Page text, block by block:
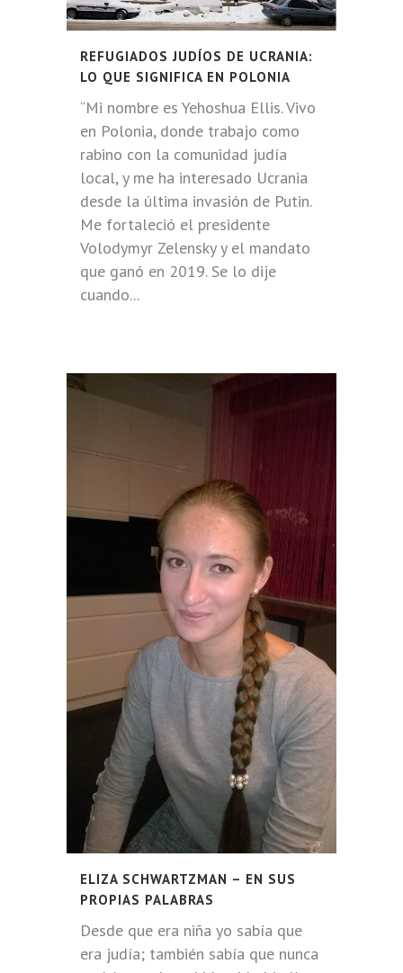
REFUGIADOS JUDÍOS DE UCRANIA:
LO QUE SIGNIFICA EN POLONIA
“Mi nombre es Yehoshua Ellis. Vivo
en Polonia, donde trabajo como
rabino con la comunidad judía
local, y me ha interesado Ucrania
desde la última invasión de Putin.
Me fortaleció el presidente
Volodymyr Zelensky y el mandato
que ganó en 2019. Se lo dije
cuando...
ELIZA SCHWARTZMAN – EN SUS
PROPIAS PALABRAS
Desde que era niña yo sabía que
era judía; también sabía que nunca